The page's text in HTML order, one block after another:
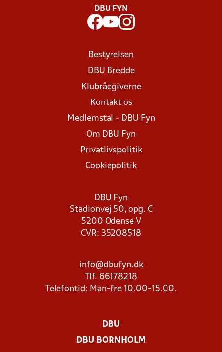
DBU FYN
Bestyrelsen
DBU Bredde
Klubrådgiverne
Kontakt os
Medlemstal - DBU Fyn
Om DBU Fyn
Privatlivspolitik
Cookiepolitik
DBU Fyn
Stadionvej 50, opg. C
5200 Odense V
CVR: 35208518
info@dbufyn.dk
Tlf. 66178218
Telefontid: Man-fre 10.00-15.00.
DBU
DBU BORNHOLM